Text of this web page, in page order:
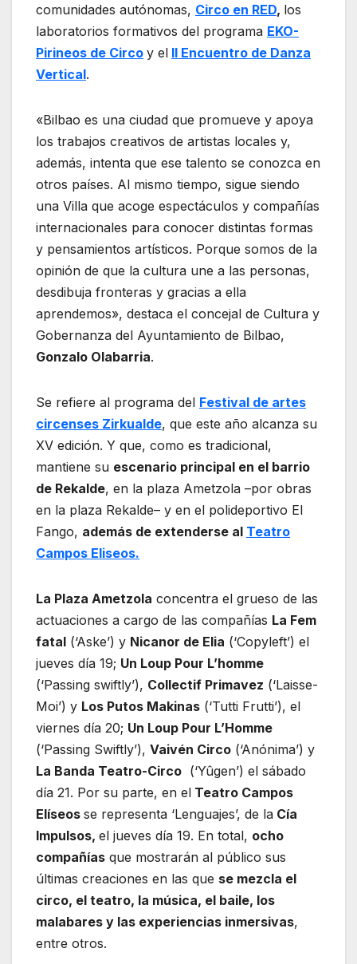
comunidades autónomas, Circo en RED, los
laboratorios formativos del programa EKO-
Pirineos de Circo y el II Encuentro de Danza
Vertical.
«Bilbao es una ciudad que promueve y apoya
los trabajos creativos de artistas locales y,
además, intenta que ese talento se conozca en
otros países. Al mismo tiempo, sigue siendo
una Villa que acoge espectáculos y compañías
internacionales para conocer distintas formas
y pensamientos artísticos. Porque somos de la
opinión de que la cultura une a las personas,
desdibuja fronteras y gracias a ella
aprendemos», destaca el concejal de Cultura y
Gobernanza del Ayuntamiento de Bilbao,
Gonzalo Olabarria.
Se refiere al programa del Festival de artes
circenses Zirkualde, que este año alcanza su
XV edición. Y que, como es tradicional,
mantiene su escenario principal en el barrio
de Rekalde, en la plaza Ametzola –por obras
en la plaza Rekalde– y en el polideportivo El
Fango, además de extenderse al Teatro
Campos Eliseos.
La Plaza Ametzola concentra el grueso de las
actuaciones a cargo de las compañías La Fem
fatal (‘Aske’) y Nicanor de Elia (‘Copyleft’) el
jueves día 19; Un Loup Pour L’homme
(‘Passing swiftly’), Collectif Primavez (‘Laisse-
Moi’) y Los Putos Makinas (‘Tutti Frutti’), el
viernes día 20; Un Loup Pour L’Homme
(‘Passing Swiftly’), Vaivén Circo (‘Anónima’) y
La Banda Teatro-Circo (‘Yûgen’) el sábado
día 21. Por su parte, en el Teatro Campos
Elíseos se representa ‘Lenguajes’, de la Cía
Impulsos, el jueves día 19. En total, ocho
compañías que mostrarán al público sus
últimas creaciones en las que se mezcla el
circo, el teatro, la música, el baile, los
malabares y las experiencias inmersivas,
entre otros.